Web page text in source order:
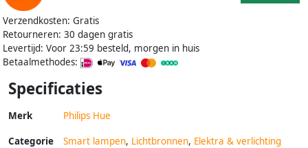
Verzendkosten: Gratis
Retourneren: 30 dagen gratis
Levertijd: Voor 23:59 besteld, morgen in huis
Betaalmethodes:
Specificaties
Merk Philips Hue
Categorie Smart lampen, Lichtbronnen, Elektra & verlichting